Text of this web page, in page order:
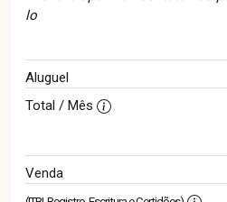
lo
Aluguel
Total / Mês
Venda